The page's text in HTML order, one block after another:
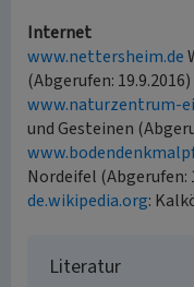
Internet
www.nettersheim.de
(Abgerufen: 19.9.2016)
www.naturzentrum-
und Gesteinen
Nordeifel (Abgerufen:
de.wikipedia.org:
Literatur